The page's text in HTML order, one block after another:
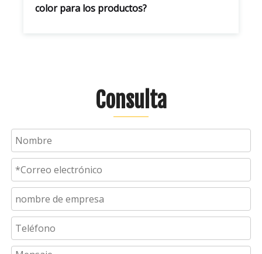
color para los productos?
Consulta